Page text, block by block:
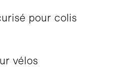
pour colis
vélos